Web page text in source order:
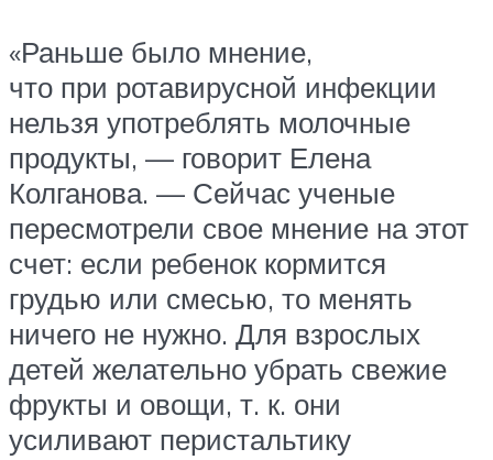
«Раньше было мнение,
что при ротавирусной инфекции
нельзя употреблять молочные
продукты, — говорит Елена
Колганова. — Сейчас ученые
пересмотрели свое мнение на этот
счет: если ребенок кормится
грудью или смесью, то менять
ничего не нужно. Для взрослых
детей желательно убрать свежие
фрукты и овощи, т. к. они
усиливают перистальтику